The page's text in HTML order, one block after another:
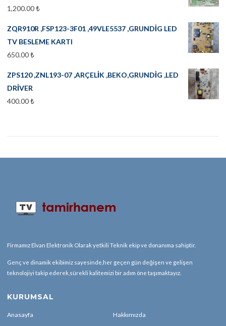
1,200.00₺
ZQR910R ,FSP123-3F01 ,49VLE5537 ,GRUNDİG LED
TV BESLEME KARTI
650.00₺
ZPS120 ,ZNL193-07 ,ARÇELİK ,BEKO,GRUNDİG ,LED
DRİVER
400.00₺
Firmamız Elvan Elektronik Olarak yetkili Teknik ekip ve donanıma sahiptir.
Genç ve dinamik ekibimiz sayesinde,her geçen gün değişen ve gelişen
teknolojiyi takip ederek,sürekli kalitemizi bir adım öne taşımaktayız.
KURUMSAL
Anasayfa Hakkımızda